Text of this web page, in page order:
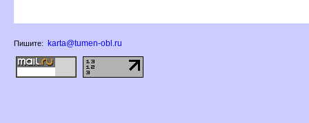
Пишите: karta@tumen-obl.ru